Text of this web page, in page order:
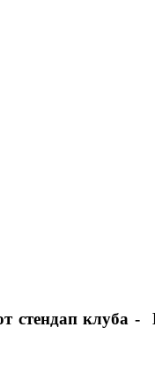
стендап клуба